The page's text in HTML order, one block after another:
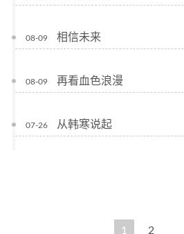
08-09 相信未来
08-09 再看血色浪漫
07-26 从韩寒说起
1 2